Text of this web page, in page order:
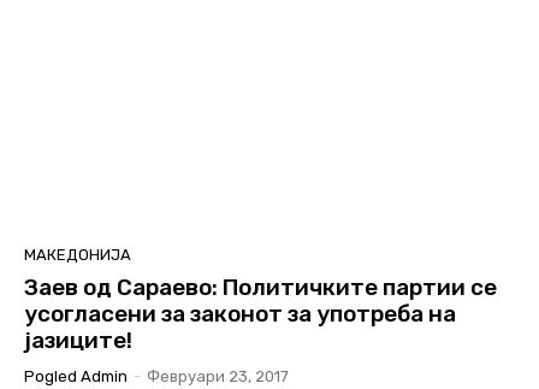
МАКЕДОНИЈА
Заев од Сараево: Политичките партии се
усогласени за законот за употреба на
јазиците!
Pogled Admin - Февруари 23, 2017